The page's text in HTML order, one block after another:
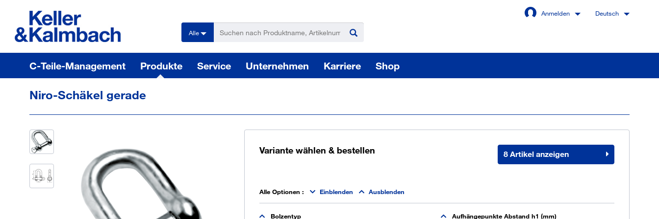
Anmelden
Angemeldet bleiben
Passwort vergessen?
Sie sind noch kein Kunde
Deutsch
Alle
C-Teile-Management Produkte Service Unternehmen Karriere Shop
Niro-Schäkel gerade
Variante wählen & bestellen 8 Artikel anzeigen
Alle Optionen : Einblenden Ausblenden
Bolzentyp Aufhängepunkte Abstand h1 (mm)